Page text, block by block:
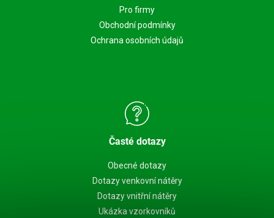
Pro firmy
Obchodní podmínky
Ochrana osobních údajů
Časté dotazy
Obecné dotazy
Dotazy venkovní nátěry
Dotazy vnitřní nátěry
Ukázka vzorkovníků